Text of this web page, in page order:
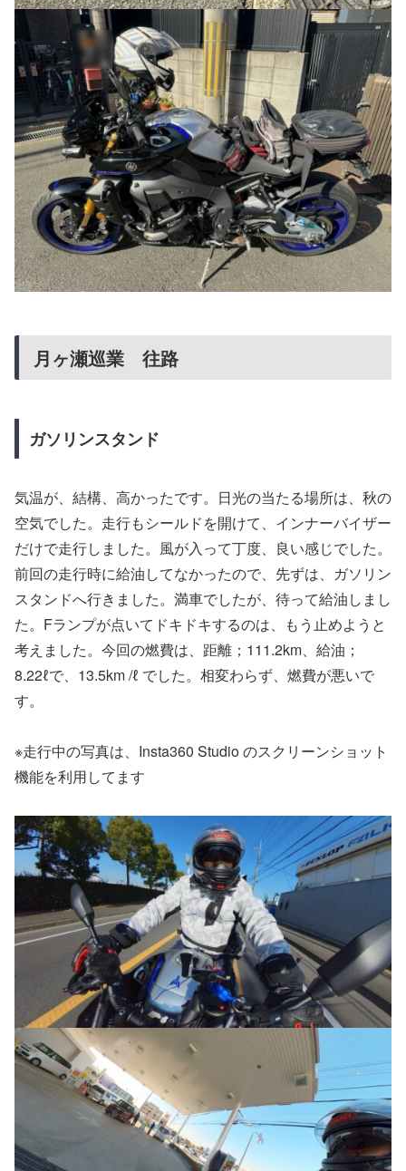
月ヶ瀬巡業 往路
ガソリンスタンド
気温が、結構、高かったです。日光の当たる場所は、秋の
空気でした。走行もシールドを開けて、インナーバイザー
だけで走行しました。風が入って丁度、良い感じでした。
前回の走行時に給油してなかったので、先ずは、ガソリン
スタンドへ行きました。満車でしたが、待って給油しまし
た。Fランプが点いてドキドキするのは、もう止めようと
考えました。今回の燃費は、距離；111.2km、給油；
8.22ℓで、13.5km /ℓ でした。相変わらず、燃費が悪いで
す。
※走行中の写真は、Insta360 Studio のスクリーンショット
機能を利用してます